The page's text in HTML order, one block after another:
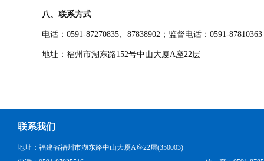
八、联系方式
电话：0591-87270835、87838902；监督电话：0591-87810363
地址：福州市湖东路152号中山大厦A座
联系我们
地址：福建省福州市湖东路中山大厦A座22层(350003)